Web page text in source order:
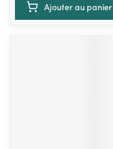
Ajouter au panier